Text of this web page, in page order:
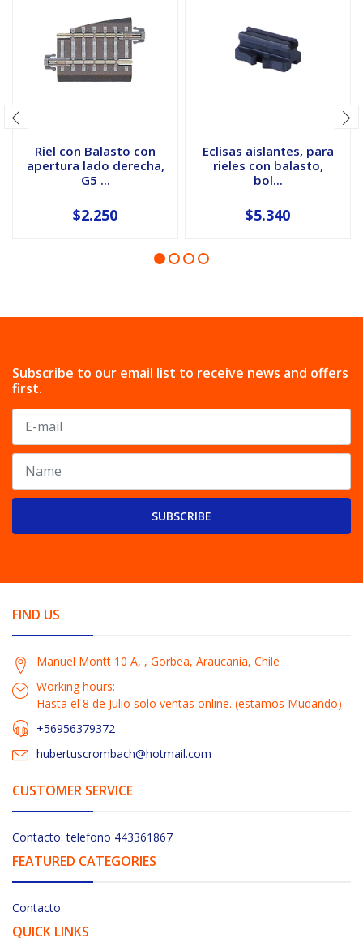
Riel con Balasto con
apertura lado derecha,
G5 ...
$2.250
Eclisas aislantes, para
rieles con balasto,
bol...
$5.340
Subscribe to our email list to receive news and offers
first.
SUBSCRIBE
FIND US
Manuel Montt 10 A, , Gorbea, Araucanía, Chile
Working hours:
Hasta el 8 de Julio solo ventas online. (estamos Mudando)
+56956379372
hubertuscrombach@hotmail.com
CUSTOMER SERVICE
Contacto: telefono 443361867
FEATURED CATEGORIES
Contacto
QUICK LINKS